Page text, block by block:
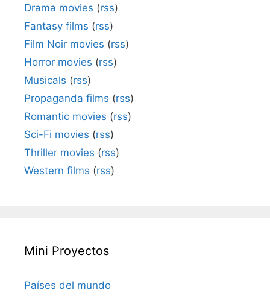
Drama movies (rss)
Fantasy films (rss)
Film Noir movies (rss)
Horror movies (rss)
Musicals (rss)
Propaganda films (rss)
Romantic movies (rss)
Sci-Fi movies (rss)
Thriller movies (rss)
Western films (rss)
Mini Proyectos
Países del mundo